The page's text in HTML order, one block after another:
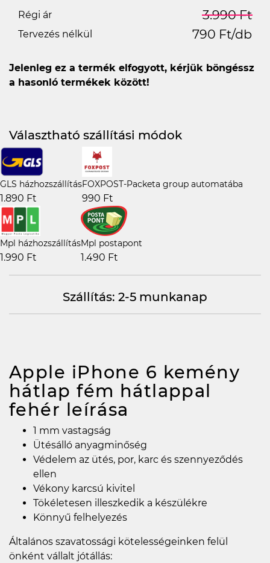
Régi ár 3.990 Ft
Tervezés nélkül 790 Ft/db
Jelenleg ez a termék elfogyott, kérjük böngéssz
a hasonló termékek között!
Választható szállítási módok
GLS házhozszállítás
1.890 Ft
FOXPOST-Packeta group automatába
990 Ft
Mpl házhozszállítás
1.990 Ft
Mpl postapont
1.490 Ft
Szállítás: 2-5 munkanap
Apple iPhone 6 kemény
hátlap fém hátlappal
fehér leírása
1 mm vastagság
Ütésálló anyagminőség
Védelem az ütés, por, karc és szennyeződés
ellen
Vékony karcsú kivitel
Tökéletesen illeszkedik a készülékre
Könnyű felhelyezés
Általános szavatossági kötelességeinken felül
önként vállalt jótállás: